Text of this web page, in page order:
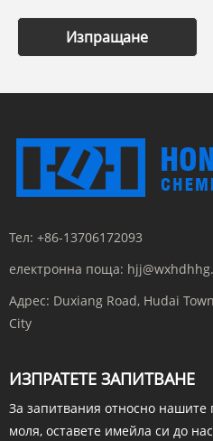
Изпращане
Тел: +86-13706172093
електронна поща:
Адрес: Duxiang Road, Hudai
City
ИЗПРАТЕТЕ ЗАПИТВАНЕ
За запитвания относно нашите
моля, оставете имейла си до